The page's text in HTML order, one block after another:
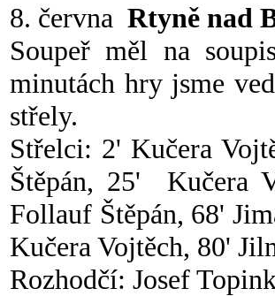
8. června Rtyně nad
Soupeř měl na
minutách hry jsme
střely.
Střelci: 2' Kučera
Štěpán, 25' Kučera
Follauf Štěpán, 68'
Kučera Vojtěch, 80'
Rozhodčí: Josef